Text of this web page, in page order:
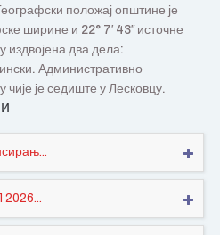
положај општине је
ширине и 22° 7′ 43″ источне
издвојена два дела:
Административно
је седиште у Лесковцу.